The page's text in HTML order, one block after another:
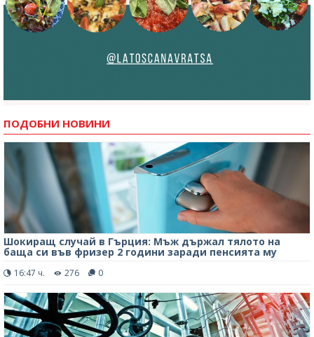
ПОДОБНИ НОВИНИ
Шокиращ случай в Гърция: Мъж държал тялото на
баща си във фризер 2 години заради пенсията му
16:47 ч. 276 0